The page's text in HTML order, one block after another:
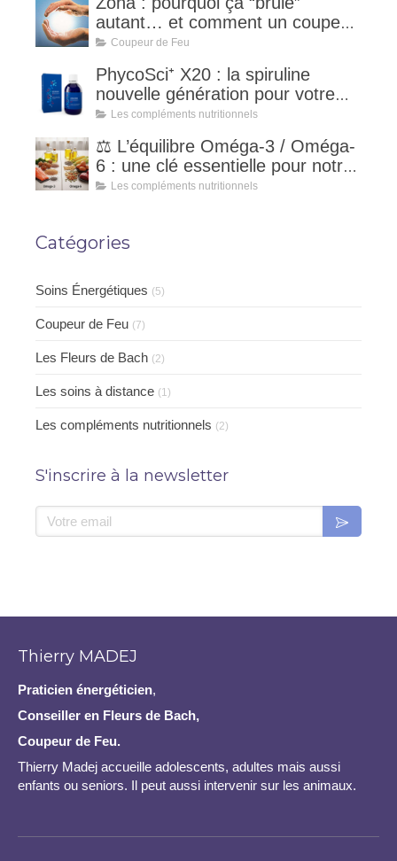
autant… et comment un coupeur
de feu peut accompagner ?
Coupeur de Feu
PhycoSci⁺ X20 : la spiruline
nouvelle génération pour votre
vitalité naturelle
Les compléments nutritionnels
⚖️ L’équilibre Oméga-3 / Oméga-
6 : une clé essentielle pour notre
santé
Les compléments nutritionnels
Catégories
Soins Énergétiques (5)
Coupeur de Feu (7)
Les Fleurs de Bach (2)
Les soins à distance (1)
Les compléments nutritionnels (2)
S'inscrire à la newsletter
Votre email
Thierry MADEJ
Praticien énergéticien,
Conseiller en Fleurs de Bach,
Coupeur de Feu.
Thierry Madej accueille adolescents, adultes mais aussi
enfants ou seniors. Il peut aussi intervenir sur les animaux.